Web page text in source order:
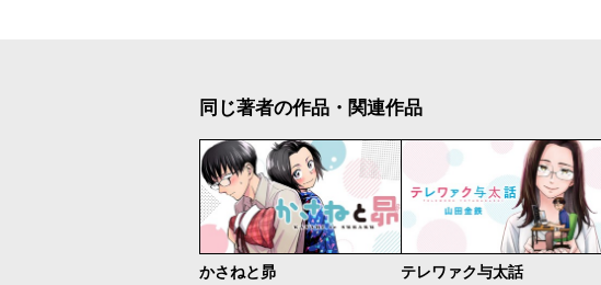
同じ著者の作品・関連作品
かさねと昴 テレワァク与太話